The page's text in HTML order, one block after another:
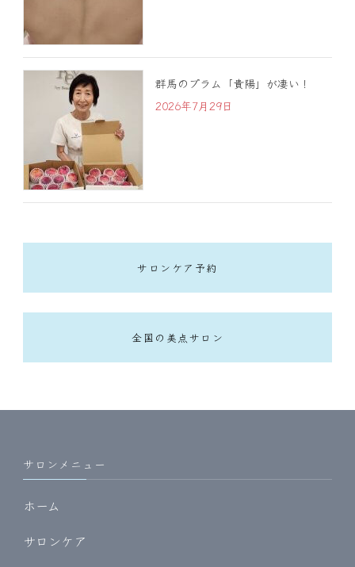
群馬のプラム「貴陽」が凄い！
2026年7月29日
サロンケア予約
全国の美点サロン
サロンメニュー
ホーム
サロンケア